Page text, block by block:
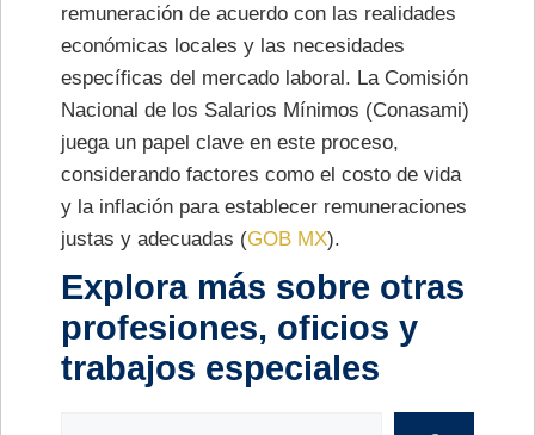
remuneración de acuerdo con las realidades
económicas locales y las necesidades
específicas del mercado laboral. La Comisión
Nacional de los Salarios Mínimos (Conasami)
juega un papel clave en este proceso,
considerando factores como el costo de vida
y la inflación para establecer remuneraciones
justas y adecuadas​ (GOB MX)​.
Explora más sobre otras
profesiones, oficios y
trabajos especiales